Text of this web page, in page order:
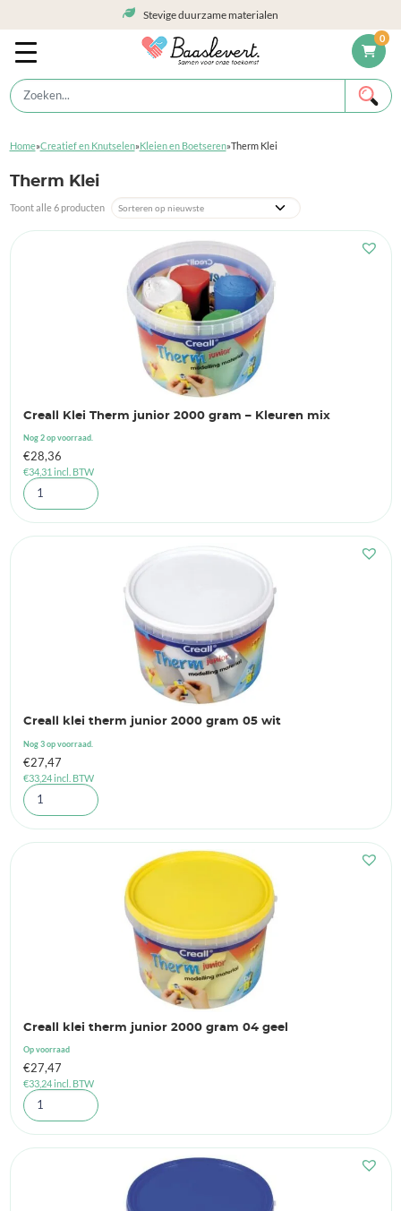
0
Stevige duurzame materialen
Home»Creatief en Knutselen»Kleien en Boetseren»Therm Klei
Therm Klei
Toont alle 6 producten
Creall Klei Therm junior 2000 gram – Kleuren mix
Nog 2 op voorraad.
€28,36
€34,31 incl. BTW
Creall klei therm junior 2000 gram 05 wit
Nog 3 op voorraad.
€27,47
€33,24incl. BTW
Creall klei therm junior 2000 gram 04 geel
Op voorraad
€27,47
€33,24incl. BTW